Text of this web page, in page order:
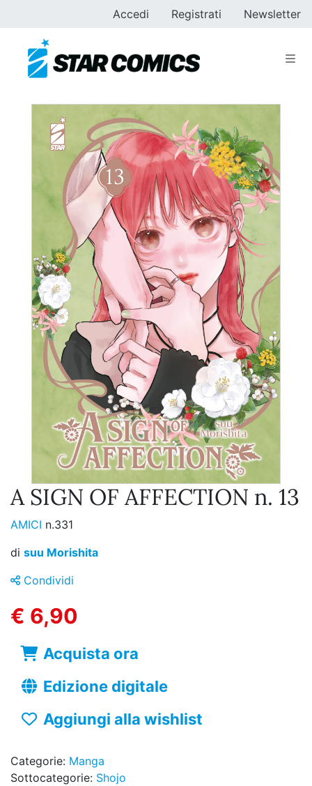
Accedi Registrati Newsletter
A SIGN OF AFFECTION n. 13
AMICI n.331
di suu Morishita
Condividi
€ 6,90
Acquista ora
Edizione digitale
Aggiungi alla wishlist
Categorie: Manga
Sottocategorie: Shojo